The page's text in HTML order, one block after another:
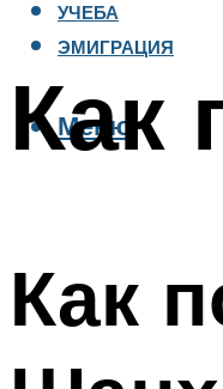
УЧЕБА
ЭМИГРАЦИЯ
Меню
Как
Как